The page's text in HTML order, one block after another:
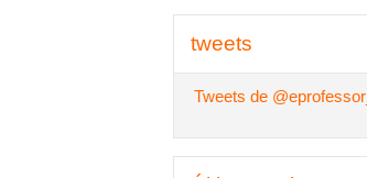
tweets
Tweets de @eprofessor_